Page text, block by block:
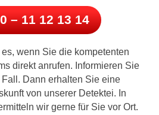
– 11 12 13 14
wenn Sie die kompetenten
direkt anrufen. Informieren Sie
Dann erhalten Sie eine
von unserer Detektei. In
wir gerne für Sie vor Ort.